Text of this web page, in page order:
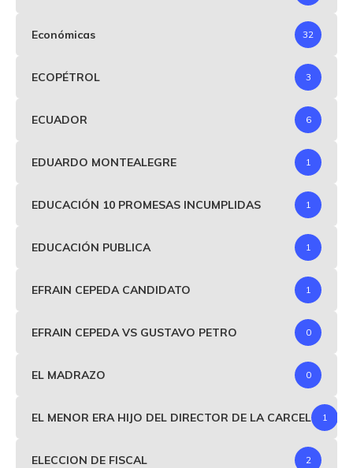
Económicas 32
ECOPÉTROL 3
ECUADOR 6
EDUARDO MONTEALEGRE 1
EDUCACIÓN 10 PROMESAS INCUMPLIDAS 1
EDUCACIÓN PUBLICA 1
EFRAIN CEPEDA CANDIDATO 1
EFRAIN CEPEDA VS GUSTAVO PETRO 0
EL MADRAZO 0
EL MENOR ERA HIJO DEL DIRECTOR DE LA CARCEL 1
ELECCION DE FISCAL 2